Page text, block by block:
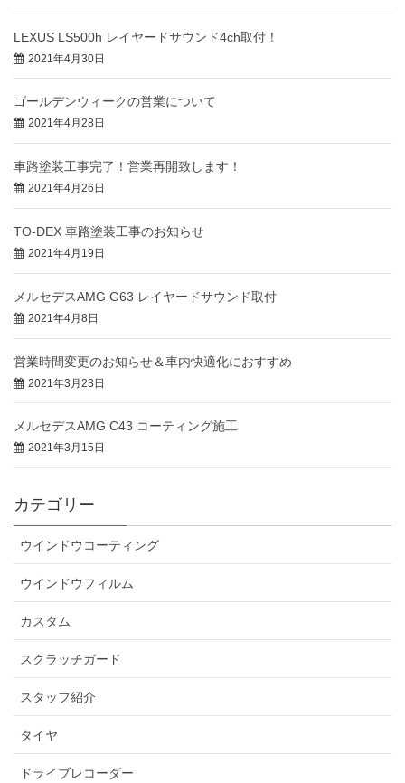
LEXUS LS500h レイヤードサウンド4ch取付！
2021年4月30日
ゴールデンウィークの営業について
2021年4月28日
車路塗装工事完了！営業再開致します！
2021年4月26日
TO-DEX 車路塗装工事のお知らせ
2021年4月19日
メルセデスAMG G63 レイヤードサウンド取付
2021年4月8日
営業時間変更のお知らせ＆車内快適化におすすめ
2021年3月23日
メルセデスAMG C43 コーティング施工
2021年3月15日
カテゴリー
ウインドウコーティング
ウインドウフィルム
カスタム
スクラッチガード
スタッフ紹介
タイヤ
ドライブレコーダー